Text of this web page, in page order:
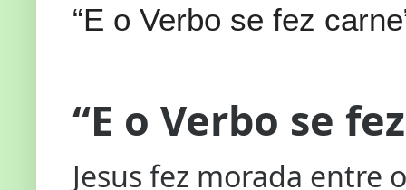
“E o Verbo se fez
“E o Verbo se
Jesus fez morada entre